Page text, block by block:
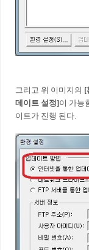
그리고 위 이미지의 [
데이트 설정]이 가능
이트가 진행 된다.